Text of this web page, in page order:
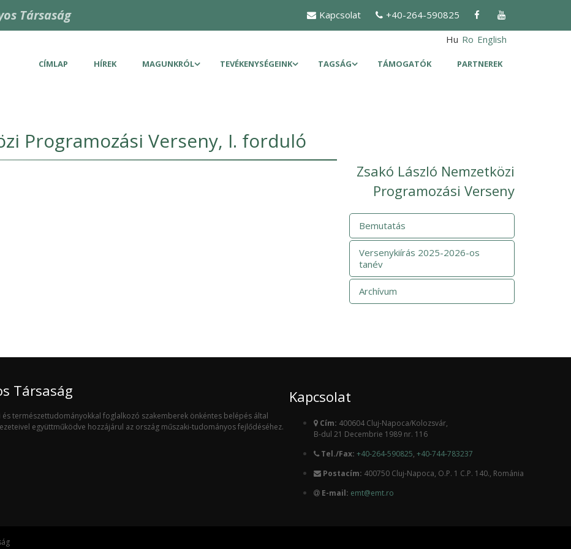
Kapcsolat +40-264-590825
Társaság
Hu Ro English
CÍMLAP HÍREK MAGUNKRÓL TEVÉKENYSÉGEINK TAGSÁG TÁMOGATÓK PARTNEREK
Zsakó László Nemzetközi
Programozási Verseny
Bemutatás
Versenykiírás 2025-2026-os
tanév
Archívum
Programozási Verseny, I. forduló
Társaság
és természettudományokkal foglalkozó szakemberek önkéntes belépés által
együttműködve hozzájárul az ország műszaki-tudományos fejlődéséhez.
Kapcsolat
Cím: 400604 Cluj-Napoca/Kolozsvár,
B-dul 21 Decembrie 1989 nr. 116
Tel./Fax: +40-264-590825, +40-744-783237
Postacím: 400750 Cluj-Napoca, O.P. 1 C.P. 140., Románia
E-mail: emt@emt.ro